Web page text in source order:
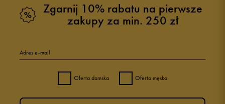
Zgarnij 10% rabatu na pierwsze
zakupy za min. 250 zł
Adres e-mail
Oferta damska Oferta męska